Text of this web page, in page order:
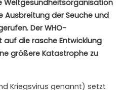
Weltgesundheitsorganisation
der Seuche und
Der WHO-
die rasche Entwicklung
größere Katastrophe zu
Kriegsvirus genannt) setzt